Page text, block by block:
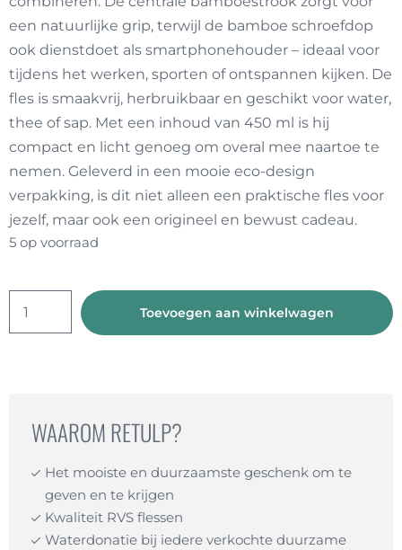
een natuurlijke grip, terwijl de bamboe schroefdop
ook dienstdoet als smartphonehouder – ideaal voor
tijdens het werken, sporten of ontspannen kijken. De
fles is smaakvrij, herbruikbaar en geschikt voor water,
thee of sap. Met een inhoud van 450 ml is hij
compact en licht genoeg om overal mee naartoe te
nemen. Geleverd in een mooie eco-design
verpakking, is dit niet alleen een praktische fles voor
jezelf, maar ook een origineel en bewust cadeau.
5 op voorraad
Toevoegen aan winkelwagen
WAAROM RETULP?
Het mooiste en duurzaamste geschenk om te
geven en te krijgen
Kwaliteit RVS flessen
Waterdonatie bij iedere verkochte duurzame